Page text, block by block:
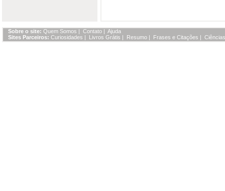
Sobre o site: Quem Somos | Contato | Ajuda
Sites Parceiros: Curiosidades | Livros Grátis | Resumo | Frases e Citações |